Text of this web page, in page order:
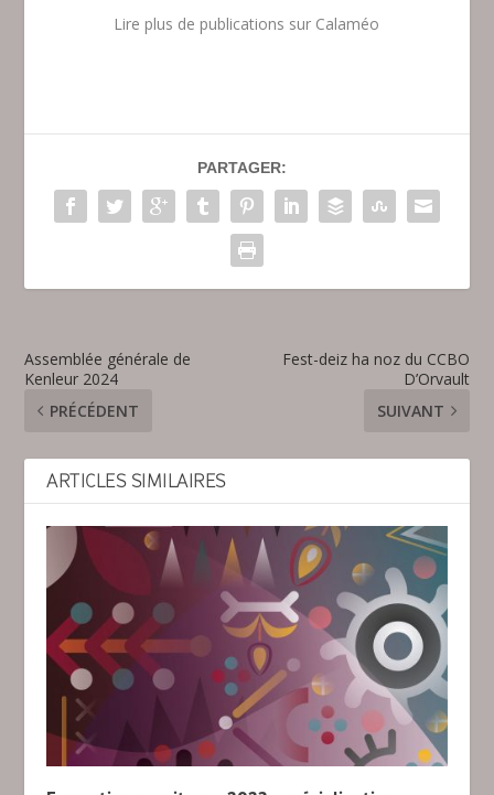
Lire plus de publications sur Calaméo
PARTAGER:
Assemblée générale de
Kenleur 2024
PRÉCÉDENT
Fest-deiz ha noz du CCBO
D’Orvault
SUIVANT
ARTICLES SIMILAIRES